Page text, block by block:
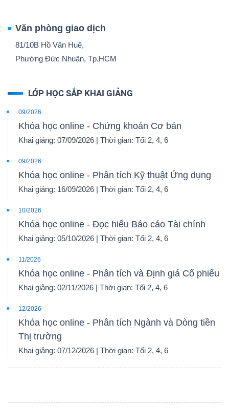
Văn phòng giao dịch
81/10B Hồ Văn Huê,
Phường Đức Nhuận, Tp.HCM
LỚP HỌC SẮP KHAI GIẢNG
09/2026
Khóa học online - Chứng khoán Cơ bản
Khai giảng: 07/09/2026 | Thời gian: Tối 2, 4, 6
09/2026
Khóa học online - Phân tích Kỹ thuật Ứng dụng
Khai giảng: 16/09/2026 | Thời gian: Tối 2, 4, 6
10/2026
Khóa học online - Đọc hiểu Báo cáo Tài chính
Khai giảng: 05/10/2026 | Thời gian: Tối 2, 4, 6
11/2026
Khóa học online - Phân tích và Định giá Cổ phiếu
Khai giảng: 02/11/2026 | Thời gian: Tối 2, 4, 6
12/2026
Khóa học online - Phân tích Ngành và Dòng tiền
Thị trường
Khai giảng: 07/12/2026 | Thời gian: Tối 2, 4, 6